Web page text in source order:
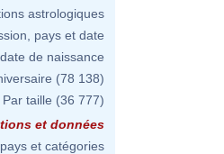
astrologiques
pays et date
de naissance
(78 138)
Par taille (36 777)
et données
et catégories